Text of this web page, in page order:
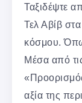
Ταξιδέψτε
Τελ Αβίβ
κόσμου.
Μέσα από
αξία της